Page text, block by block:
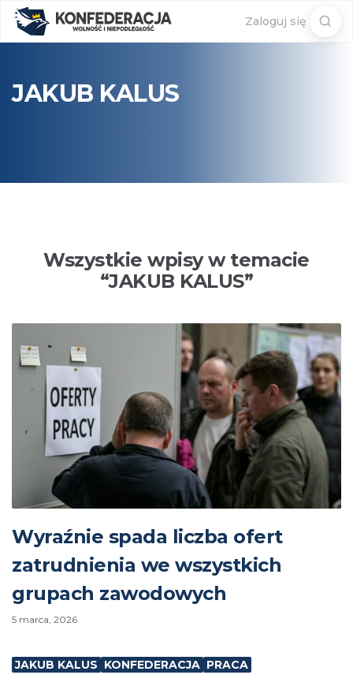
Zaloguj się
JAKUB KALUS
Wszystkie wpisy w temacie
“JAKUB KALUS”
Wyraźnie spada liczba ofert
zatrudnienia we wszystkich
grupach zawodowych
5 marca, 2026
JAKUB KALUS KONFEDERACJA PRACA